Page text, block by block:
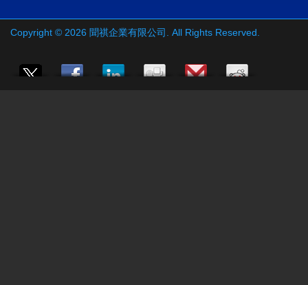
Copyright © 2026 聞祺企業有限公司 . All Rights Reserved.